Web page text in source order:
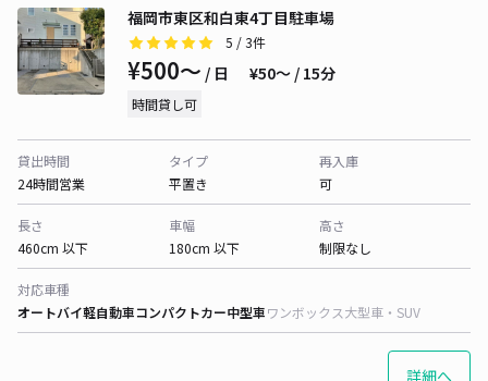
福岡市東区和白東4丁目駐車場
5 / 3件
¥500〜 / 日 ¥50〜 / 15分
時間貸し可
貸出時間
24時間営業
タイプ
平置き
再入庫
可
長さ
460cm 以下
車幅
180cm 以下
高さ
制限なし
対応車種
オートバイ軽自動車コンパクトカー中型車ワンボックス大型車・SUV
詳細へ